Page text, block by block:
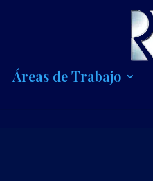
Áreas de Trabajo